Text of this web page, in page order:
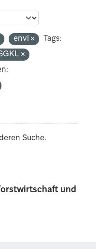
und
envi
Tags:
Suche.